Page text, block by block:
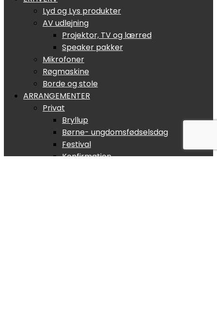
Lyd og Lys produkter
AV udlejning
Projektor, TV og lærred
Speaker pakker
Mikrofoner
Røgmaskine
Borde og stole
ARRANGEMENTER
Privat
Bryllup
Børne- ungdomsfødselsdag
Festival
Konfirmation